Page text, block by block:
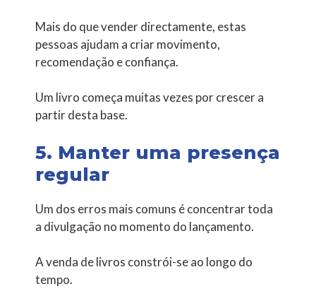
Mais do que vender directamente, estas
pessoas ajudam a criar movimento,
recomendação e confiança.
Um livro começa muitas vezes por crescer a
partir desta base.
5. Manter uma presença
regular
Um dos erros mais comuns é concentrar toda
a divulgação no momento do lançamento.
A venda de livros constrói-se ao longo do
tempo.